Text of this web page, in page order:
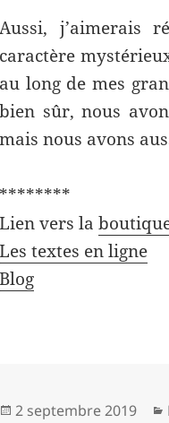
Aussi, j’aimerais
caractère
au long de mes
bien sûr, nous
mais nous avons
********
Lien vers la
Les textes en ligne
Blog
Publié
2 septembre 2019